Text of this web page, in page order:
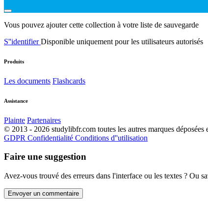
Vous pouvez ajouter cette collection à votre liste de sauvegarde
S''identifierDisponible uniquement pour les utilisateurs autorisés
Produits
Les documents Flashcards
Assistance
Plainte Partenaires
© 2013 - 2026 studylibfr.com toutes les autres marques
GDPR Confidentialité Conditions d''utilisation
Faire une suggestion
Avez-vous trouvé des erreurs dans l'interface ou les textes ? Ou
Envoyer un commentaire